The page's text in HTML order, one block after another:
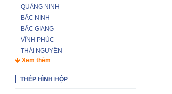
QUẢNG NINH
BẮC NINH
BẮC GIANG
VĨNH PHÚC
THÁI NGUYÊN
Xem thêm
THÉP HÌNH HỘP